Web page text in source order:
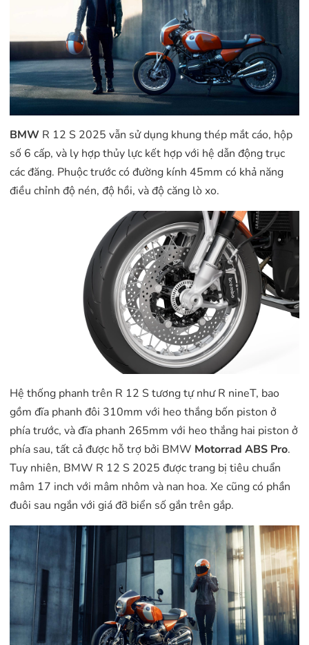
BMW R 12 S 2025 vẫn sử dụng khung thép mắt cáo, hộp
số 6 cấp, và ly hợp thủy lực kết hợp với hệ dẫn động trục
các đăng. Phuộc trước có đường kính 45mm có khả năng
điều chỉnh độ nén, độ hồi, và độ căng lò xo.
Hệ thống phanh trên R 12 S tương tự như R nineT, bao
gồm đĩa phanh đôi 310mm với heo thắng bốn piston ở
phía trước, và đĩa phanh 265mm với heo thắng hai piston ở
phía sau, tất cả được hỗ trợ bởi BMW Motorrad ABS Pro.
Tuy nhiên, BMW R 12 S 2025 được trang bị tiêu chuẩn
mâm 17 inch với mâm nhôm và nan hoa. Xe cũng có phần
đuôi sau ngắn với giá đỡ biển số gắn trên gắp.